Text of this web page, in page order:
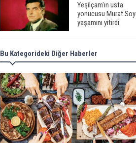
Yeşilçam'ın usta
yonucusu Murat
yaşamını yitirdi
Meral Akşener ile
Müsavat Dervişoğlu
cenazede
29 Mayıs okullar
Bu Kategorideki Diğer Haberler